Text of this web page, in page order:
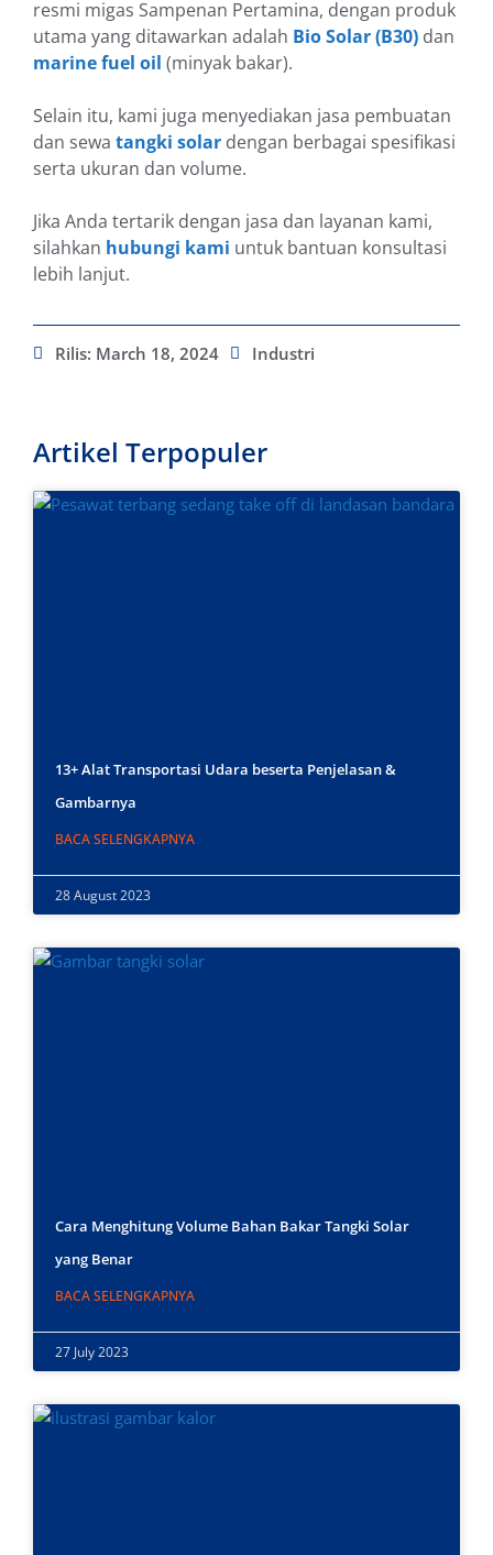
resmi migas Sampenan Pertamina, dengan produk
utama yang ditawarkan adalah Bio Solar (B30) dan
marine fuel oil (minyak bakar).
Selain itu, kami juga menyediakan jasa pembuatan
dan sewa tangki solar dengan berbagai spesifikasi
serta ukuran dan volume.
Jika Anda tertarik dengan jasa dan layanan kami,
silahkan hubungi kami untuk bantuan konsultasi
lebih lanjut.
Rilis: March 18, 2024 Industri
Artikel Terpopuler
13+ Alat Transportasi Udara beserta Penjelasan &
Gambarnya
BACA SELENGKAPNYA
28 August 2023
Cara Menghitung Volume Bahan Bakar Tangki Solar
yang Benar
BACA SELENGKAPNYA
27 July 2023